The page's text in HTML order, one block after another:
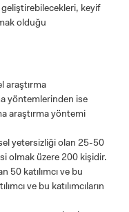
keyif
olduğu
araştırma
yöntemlerinden ise
araştırma yöntemi
yetersizliği olan 25-50
olmak üzere 200 kişidir.
50 katılımcı ve bu
ve bu katılımcıların